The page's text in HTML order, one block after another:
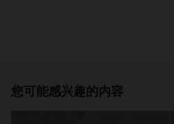
您可能感兴趣的内容